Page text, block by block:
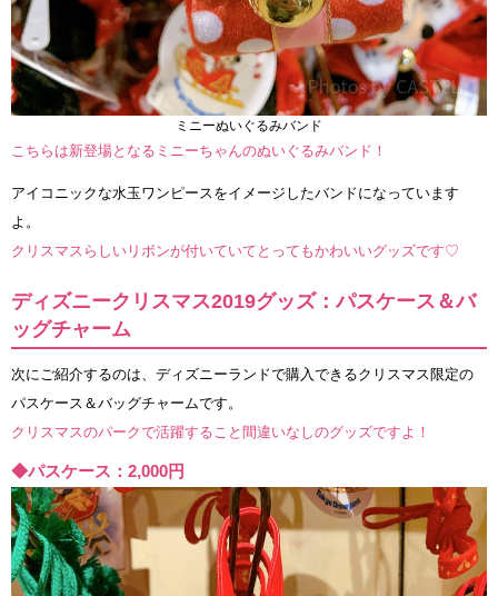
ミニーぬいぐるみバンド
こちらは新登場となるミニーちゃんのぬいぐるみバンド！
アイコニックな水玉ワンピースをイメージしたバンドになっています
よ。
クリスマスらしいリボンが付いていてとってもかわいいグッズです♡
ディズニークリスマス2019グッズ：パスケース＆バ
ッグチャーム
次にご紹介するのは、ディズニーランドで購入できるクリスマス限定の
パスケース＆バッグチャームです。
クリスマスのパークで活躍すること間違いなしのグッズですよ！
◆パスケース：2,000円